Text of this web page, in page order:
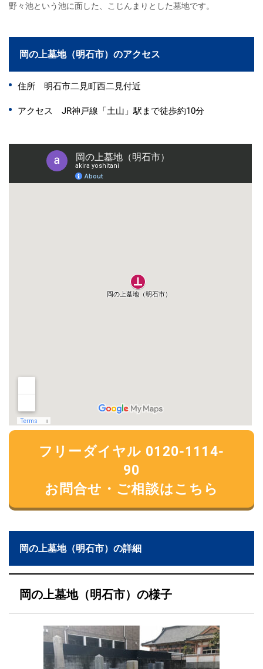
野々池という池に面した、こじんまりとした墓地です。
岡の上墓地（明石市）のアクセス
住所 明石市二見町西二見付近
アクセス JR神戸線「土山」駅まで徒歩約10分
フリーダイヤル 0120-1114-
90
お問合せ・ご相談はこちら
岡の上墓地（明石市）の詳細
岡の上墓地（明石市）の様子